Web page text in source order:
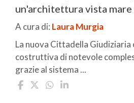
un'architettura vista mare
A cura di: Laura Murgia
La nuova Cittadella Giudiziaria
costruttiva di notevole
grazie al sistema ...